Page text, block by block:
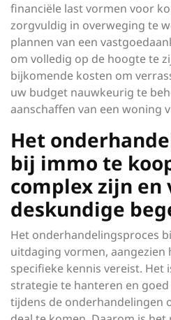
financiële last vormen voor
zorgvuldig in overweging te
plannen van een
om volledig op de hoogte te
bijkomende kosten om
uw budget nauwkeurig te
aanschaffen van een woning
Het
bij immo te
complex zijn en
deskundige
Het onderhandelingsproces
uitdaging vormen, aangezien
specifieke kennis vereist. Het
strategie te hanteren en
tijdens de onderhandelingen